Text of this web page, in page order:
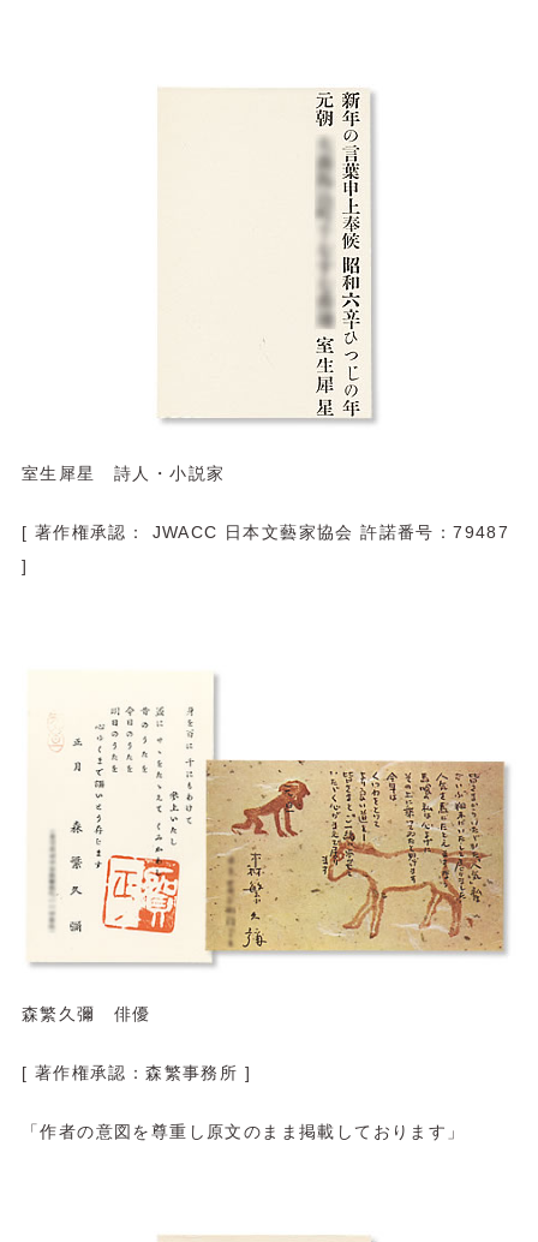
室生犀星 詩人・小説家
[ 著作権承認： JWACC 日本文藝家協会 許諾番号：79487
]
森繁久彌 俳優
[ 著作権承認：森繁事務所 ]
「作者の意図を尊重し原文のまま掲載しております」